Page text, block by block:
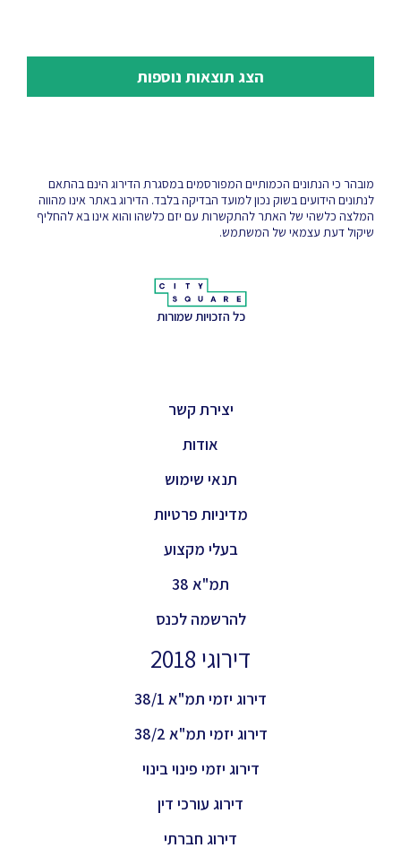
הצג תוצאות נוספות
מובהר כי הנתונים הכמותיים המפורסמים במסגרת הדירוג הינם בהתאם
לנתונים הידועים בשוק נכון למועד הבדיקה בלבד. הדירוג באתר אינו מהווה
המלצה כלשהי של האתר להתקשרות עם יזם כלשהו והוא אינו בא להחליף
שיקול דעת עצמאי של המשתמש.
כל הזכויות שמורות
יצירת קשר
אודות
תנאי שימוש
מדיניות פרטיות
בעלי מקצוע
תמ"א 38
להרשמה לכנס
דירוגי 2018
דירוג יזמי תמ"א 38/1
דירוג יזמי תמ"א 38/2
דירוג יזמי פינוי בינוי
דירוג עורכי דין
דירוג חברתי